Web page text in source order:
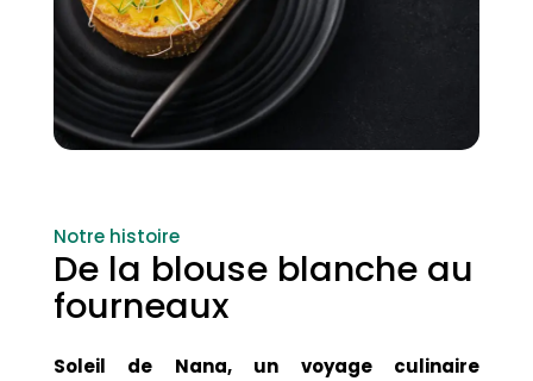
Notre histoire
De la blouse blanche au
fourneaux
Soleil de Nana, un voyage culinaire